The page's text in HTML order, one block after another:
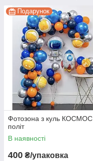
Подарунок
Фотозона з куль КОСМОС
політ
В наявності
400 ₴/упаковка